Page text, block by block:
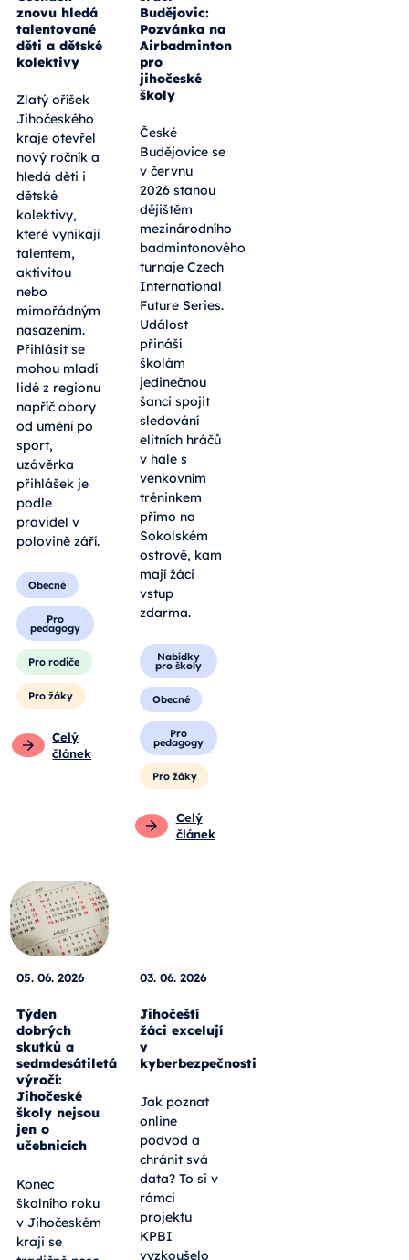
znovu hledá
talentované
děti a dětské
kolektivy
Zlatý oříšek
Jihočeského
kraje otevřel
nový ročník a
hledá děti i
dětské
kolektivy,
které vynikají
talentem,
aktivitou
nebo
mimořádným
nasazením.
Přihlásit se
mohou mladí
lidé z regionu
napříč obory
od umění po
sport,
uzávěrka
přihlášek je
podle
pravidel v
polovině září.
Obecné
Pro
pedagogy
Pro rodiče
Pro žáky
Celý
článek
Budějovic:
Pozvánka na
Airbadminton
pro
jihočeské
školy
České
Budějovice se
v červnu
2026 stanou
dějištěm
mezinárodního
badmintonového
turnaje Czech
International
Future Series.
Událost
přináší
školám
jedinečnou
šanci spojit
sledování
elitních hráčů
v hale s
venkovním
tréninkem
přímo na
Sokolském
ostrově, kam
mají žáci
vstup
zdarma.
Nabídky
pro školy
Obecné
Pro
pedagogy
Pro žáky
Celý
článek
05. 06. 2026
Týden
dobrých
skutků a
sedmdesátiletá
výročí:
Jihočeské
školy nejsou
jen o
učebnicích
Konec
školního roku
v Jihočeském
kraji se
03. 06. 2026
Jihočeští
žáci excelují
v
kyberbezpečnosti
Jak poznat
online
podvod a
chránit svá
data? To si v
rámci
projektu
KPBI
vyzkoušelo